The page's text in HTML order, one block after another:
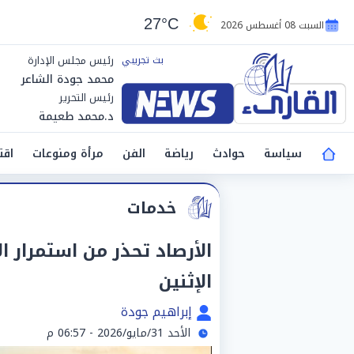
السبت 08 أغسطس 2026 27°C
رئيس مجلس الإدارة
محمد جودة الشاعر
رئيس التحرير
د.محمد طعيمة
سياسة
حوادث رياضة الفن مرأة ومنوعات
خدمات
الأرصاد تحذر من استمرار
الإثنين
إبراهيم جودة
الأحد 31/مايو/2026 - 06:57 م